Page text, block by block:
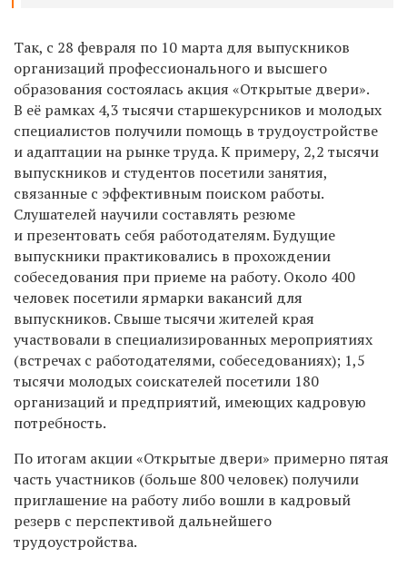
Так, с 28 февраля по 10 марта для выпускников
организаций профессионального и высшего
образования состоялась акция «Открытые двери».
В её рамках 4,3 тысячи старшекурсников и молодых
специалистов получили помощь в трудоустройстве
и адаптации на рынке труда. К примеру, 2,2 тысячи
выпускников и студентов посетили занятия,
связанные с эффективным поиском работы.
Слушателей научили составлять резюме
и презентовать себя работодателям. Будущие
выпускники практиковались в прохождении
собеседования при приеме на работу. Около 400
человек посетили ярмарки вакансий для
выпускников. Свыше тысячи жителей края
участвовали в специализированных мероприятиях
(встречах с работодателями, собеседованиях); 1,5
тысячи молодых соискателей посетили 180
организаций и предприятий, имеющих кадровую
потребность.
По итогам акции«Открытые двери» примерно пятая
часть участников (больше 800 человек) получили
приглашение на работу либо вошли в кадровый
резерв с перспективой дальнейшего
трудоустройства.